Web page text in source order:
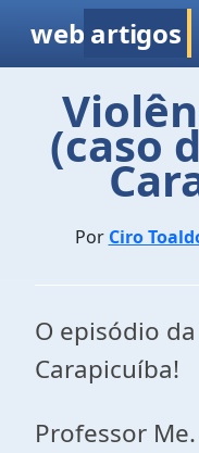
web artigos
(caso
Por Ciro
O episódio
Carapicuíba!
Professor